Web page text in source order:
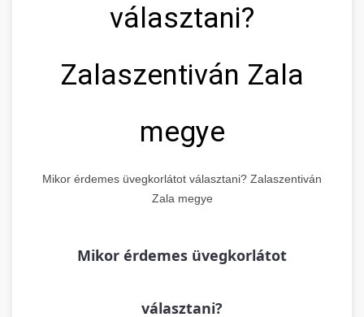
választani?
Zalaszentiván Zala
megye
Mikor érdemes üvegkorlátot választani? Zalaszentiván
Zala megye
Mikor érdemes üvegkorlátot
választani?